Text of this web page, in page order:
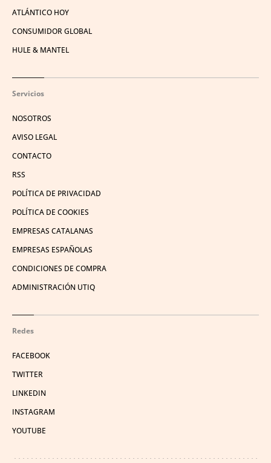
ATLÁNTICO HOY
CONSUMIDOR GLOBAL
HULE & MANTEL
Servicios
NOSOTROS
AVISO LEGAL
CONTACTO
RSS
POLÍTICA DE PRIVACIDAD
POLÍTICA DE COOKIES
EMPRESAS CATALANAS
EMPRESAS ESPAÑOLAS
CONDICIONES DE COMPRA
ADMINISTRACIÓN UTIQ
Redes
FACEBOOK
TWITTER
LINKEDIN
INSTAGRAM
YOUTUBE